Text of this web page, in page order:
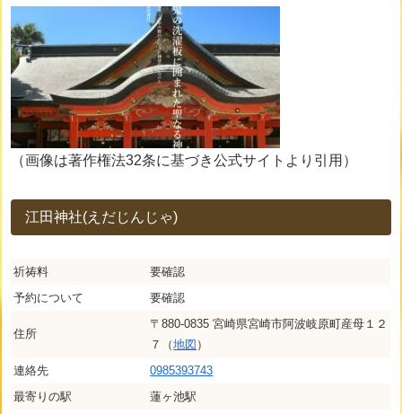
（画像は著作権法32条に基づき公式サイトより引用）
江田神社(えだじんじゃ)
祈祷料
要確認
予約について
要確認
住所
〒880-0835 宮崎県宮崎市阿波岐原町産母１２
７（地図 ）
連絡先
0985393743
最寄りの駅
蓮ヶ池駅